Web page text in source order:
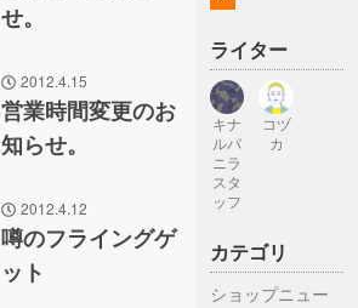
せ。
2012.4.15
営業時間変更のお
知らせ。
2012.4.12
噂のフライングゲ
ット
ライター
キナ
ルバ
ニラ
スタ
ッフ
コヅ
カ
カテゴリ
ショップニュー